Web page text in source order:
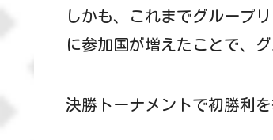
しかも、これまでグループ
に参加国が増えたことで、
決勝トーナメントで初勝利